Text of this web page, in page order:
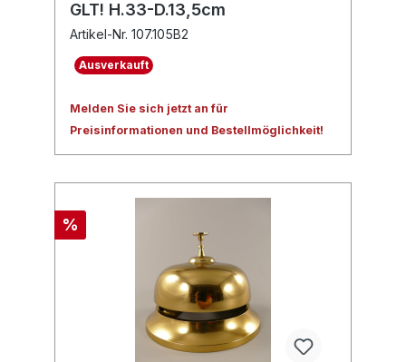
GLT! H.33-D.13,5cm
Artikel-Nr. 107.105B2
Ausverkauft
Melden Sie sich jetzt an für
Preisinformationen und Bestellmöglichkeit!
%